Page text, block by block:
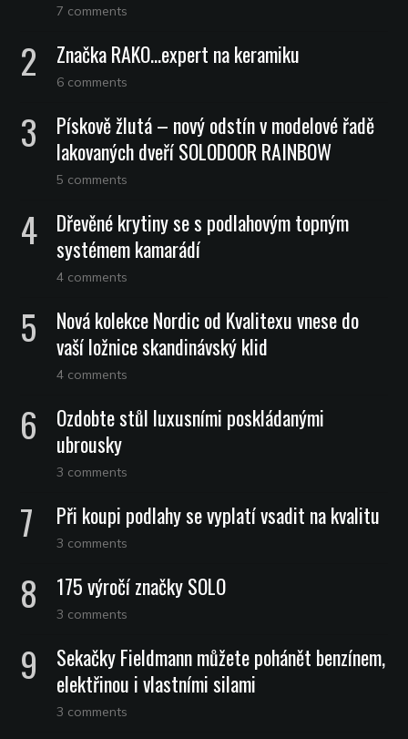
7 comments
Značka RAKO…expert na keramiku
6 comments
Pískově žlutá – nový odstín v modelové řadě
lakovaných dveří SOLODOOR RAINBOW
5 comments
Dřevěné krytiny se s podlahovým topným
systémem kamarádí
4 comments
Nová kolekce Nordic od Kvalitexu vnese do
vaší ložnice skandinávský klid
4 comments
Ozdobte stůl luxusními poskládanými
ubrousky
3 comments
Při koupi podlahy se vyplatí vsadit na kvalitu
3 comments
175 výročí značky SOLO
3 comments
Sekačky Fieldmann můžete pohánět benzínem,
elektřinou i vlastními silami
3 comments